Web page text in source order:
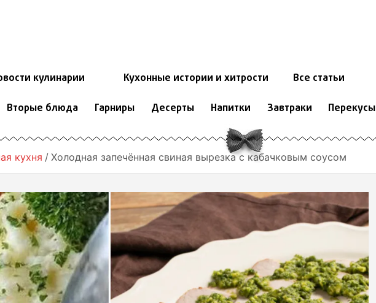
кулинарии Кухонные истории и хитрости Все статьи
Вторые блюда Гарниры Десерты Напитки Завтраки Перекусы
кухня Холодная запечённая свиная вырезка с кабачковым соусом